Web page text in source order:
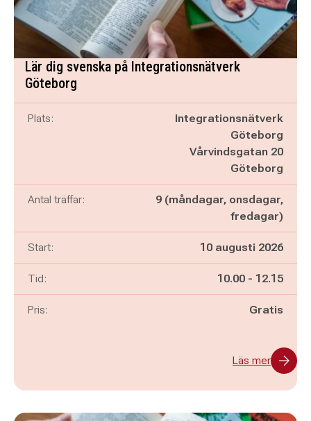
Lär dig svenska på Integrationsnätverk
Göteborg
Plats:
Integrationsnätverk
Göteborg
Vårvindsgatan 20
Göteborg
Antal träffar:
9 (måndagar, onsdagar,
fredagar)
Start: 10 augusti 2026
Tid: Pågår mellan
10.00 - och
12.15
Pris: Gratis
Läs mer